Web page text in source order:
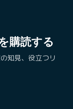
購読する
知見、役立つリ